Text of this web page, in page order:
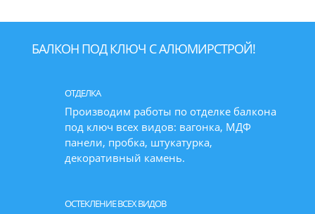
БАЛКОН ПОД КЛЮЧ С АЛЮМИРСТРОЙ!
ОТДЕЛКА
Производим работы по отделке балкона
под ключ всех видов: вагонка, МДФ
панели, пробка, штукатурка,
декоративный камень.
ОСТЕКЛЕНИЕ ВСЕХ ВИДОВ